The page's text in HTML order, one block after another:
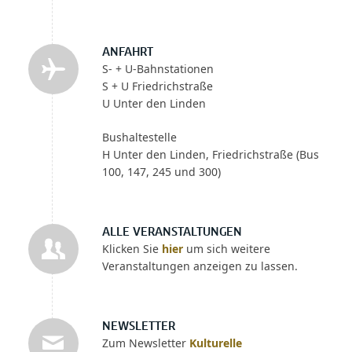
ANFAHRT
S- + U-Bahnstationen
S + U Friedrichstraße
U Unter den Linden
Bushaltestelle
H Unter den Linden, Friedrichstraße (Bus
100, 147, 245 und 300)
ALLE VERANSTALTUNGEN
Klicken Sie hierum sich weitere
Veranstaltungen anzeigen zu lassen.
NEWSLETTER
Zum Newsletter Kulturelle